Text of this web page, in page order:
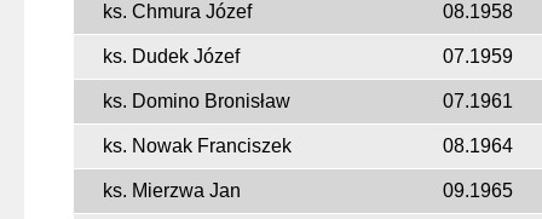
ks. Chmura Józef 08.1958
ks. Dudek Józef 07.1959
ks. Domino Bronisław 07.1961
ks. Nowak Franciszek 08.1964
ks. Mierzwa Jan 09.1965